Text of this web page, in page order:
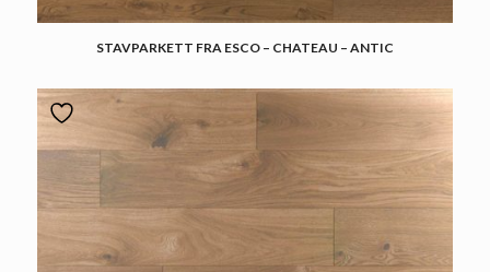
STAVPARKETT FRA ESCO – CHATEAU – ANTIC